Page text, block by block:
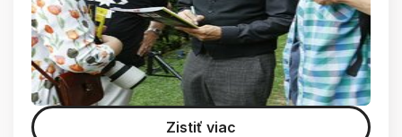
Zistiť viac